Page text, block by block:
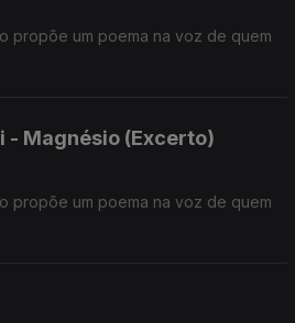
propõe um poema na voz de quem
Magnésio (Excerto)
propõe um poema na voz de quem